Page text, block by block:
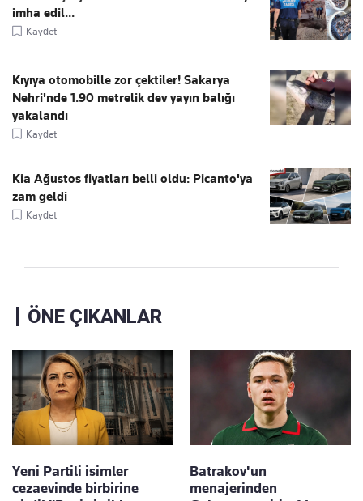
imha edil...
Kaydet
Kıyıya otomobille zor çektiler! Sakarya
Nehri'nde 1.90 metrelik dev yayın balığı
yakalandı
Kaydet
Kia Ağustos fiyatları belli oldu: Picanto'ya
zam geldi
Kaydet
ÖNE ÇIKANLAR
Yeni Partili isimler
cezaevinde birbirine
Batrakov'un
menajerinden